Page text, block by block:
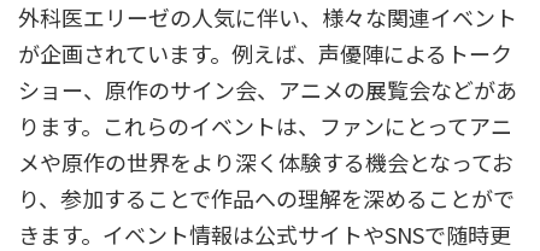
外科医エリーゼの人気に伴い、様々な関連イベント
が企画されています。例えば、声優陣によるトーク
ショー、原作のサイン会、アニメの展覧会などがあ
ります。これらのイベントは、ファンにとってアニ
メや原作の世界をより深く体験する機会となってお
り、参加することで作品への理解を深めることがで
きます。イベント情報は公式サイトやSNSで随時更